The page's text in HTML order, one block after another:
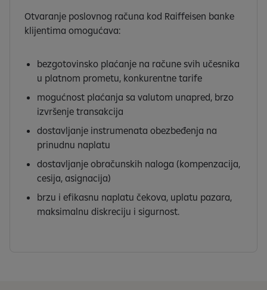
Otvaranje poslovnog računa kod Raiffeisen banke
klijentima omogućava:
bezgotovinsko plaćanje na račune svih učesnika
u platnom prometu, konkurentne tarife
mogućnost plaćanja sa valutom unapred, brzo
izvršenje transakcija
dostavljanje instrumenata obezbeđenja na
prinudnu naplatu
dostavljanje obračunskih naloga (kompenzacija,
cesija, asignacija)
brzu i efikasnu naplatu čekova, uplatu pazara,
maksimalnu diskreciju i sigurnost.